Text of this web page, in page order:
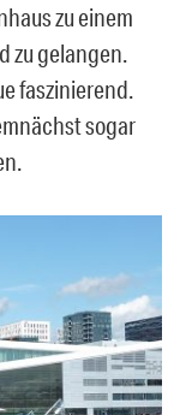
zu einem
zu gelangen.
faszinierend.
sogar